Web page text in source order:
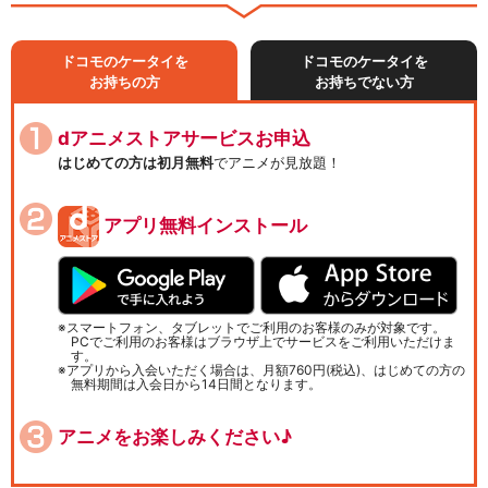
ドコモのケータイを
お持ちの方
ドコモのケータイを
お持ちでない方
dアニメストアサービスお申込
はじめての方は初月無料でアニメが見放題！
アプリ無料インストール
スマートフォン、タブレットでご利用のお客様のみが対象です。
PCでご利用のお客様はブラウザ上でサービスをご利用いただけま
す。
アプリから入会いただく場合は、月額760円(税込)、はじめての方の
無料期間は入会日から14日間となります。
アニメをお楽しみください♪